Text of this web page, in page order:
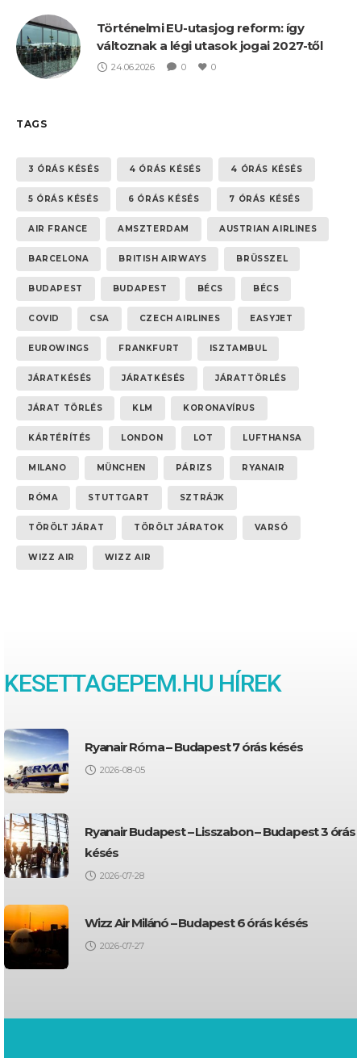
Történelmi EU-utasjog reform: így
változnak a légi utasok jogai 2027-től
24.06.2026 0 0
TAGS
3 ÓRÁS KÉSÉS 4 ÓRÁS KÉSÉS 4 ÓRÁS KÉSÉS
5 ÓRÁS KÉSÉS 6 ÓRÁS KÉSÉS 7 ÓRÁS KÉSÉS
AIR FRANCE AMSZTERDAM AUSTRIAN AIRLINES
BARCELONA BRITISH AIRWAYS BRÜSSZEL
BUDAPEST BUDAPEST BÉCS BÉCS
COVID CSA CZECH AIRLINES EASYJET
EUROWINGS FRANKFURT ISZTAMBUL
JÁRATKÉSÉS JÁRATKÉSÉS JÁRATTÖRLÉS
JÁRAT TÖRLÉS KLM KORONAVÍRUS
KÁRTÉRÍTÉS LONDON LOT LUFTHANSA
MILANO MÜNCHEN PÁRIZS RYANAIR
RÓMA STUTTGART SZTRÁJK
TÖRÖLT JÁRAT TÖRÖLT JÁRATOK VARSÓ
WIZZ AIR WIZZ AIR
KESETTAGEPEM.HU HÍREK
Ryanair Róma – Budapest 7 órás késés
2026-08-05
Ryanair Budapest – Lisszabon – Budapest 3 órás
késés
2026-07-28
Wizz Air Milánó – Budapest 6 órás késés
2026-07-27